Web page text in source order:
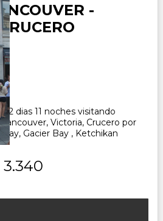
-
dias 11 noches visitando
Victoria, Crucero por
Gacier Bay , Ketchikan
3.340